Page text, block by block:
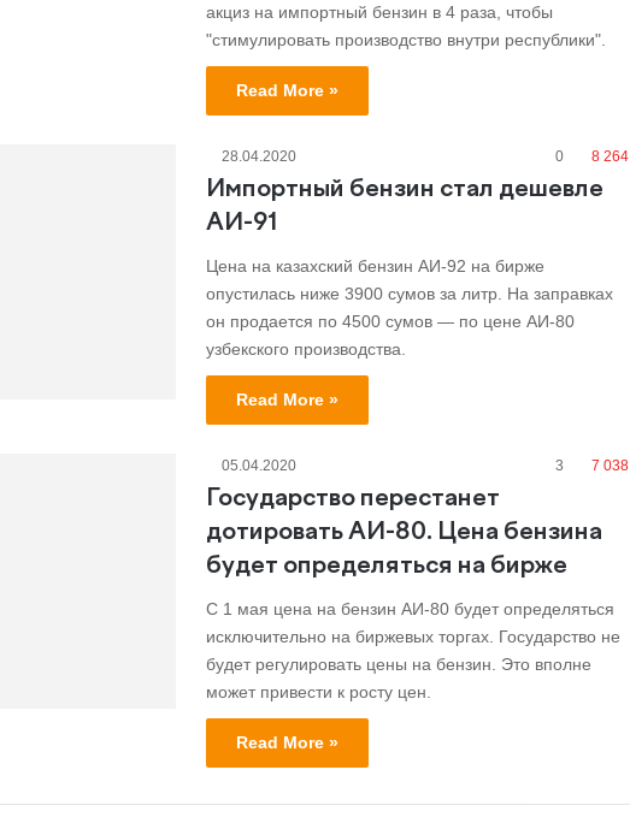
акциз на импортный бензин в 4 раза, чтобы
"стимулировать производство внутри республики".
Read More »
28.04.2020 0 8 264
Импортный бензин стал дешевле
АИ-91
Цена на казахский бензин АИ-92 на бирже
опустилась ниже 3900 сумов за литр. На заправках
он продается по 4500 сумов — по цене АИ-80
узбекского производства.
Read More »
05.04.2020 3 7 038
Государство перестанет
дотировать АИ-80. Цена бензина
будет определяться на бирже
С 1 мая цена на бензин АИ-80 будет определяться
исключительно на биржевых торгах. Государство не
будет регулировать цены на бензин. Это вполне
может привести к росту цен.
Read More »